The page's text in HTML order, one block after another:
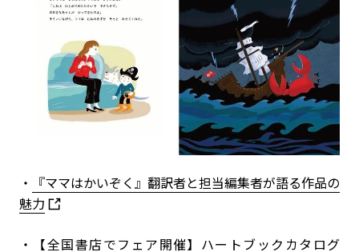
・
『ママはかいぞく』翻訳者と担当編集者が語る作品の
魅力
・
【全国書店でフェア開催】ハートブックカタログ